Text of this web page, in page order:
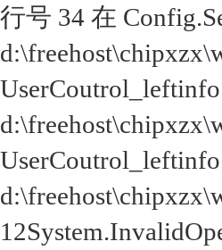
行号 34 在